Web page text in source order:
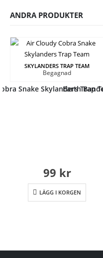
ANDRA PRODUKTER
SKYLANDERS TRAP TEAM
Begagnad
Snake Skylanders Trap
99 kr
LÄGG I KORGEN
Earth